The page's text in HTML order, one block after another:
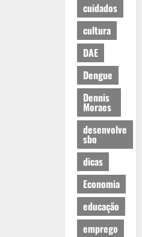
cuidados
cultura
DAE
Dengue
Dennis
Moraes
desenvolve
sbo
dicas
Economia
educação
emprego